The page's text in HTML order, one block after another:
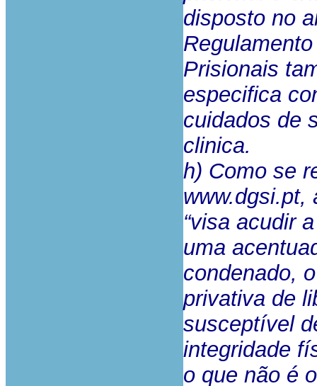
disposto no
Prisionais
especifica
cuidados de
clinica.
h) Como se
www.dgsi.pt,
“visa acudir
uma
condenado,
privativa de
susceptível
integridade
o que não é